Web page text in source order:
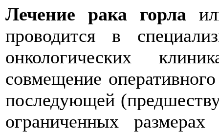
Лечение рака горла
проводится в
онкологических
совмещение
последующей
ограниченных